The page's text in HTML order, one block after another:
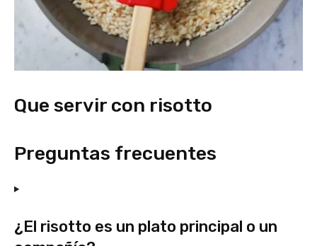
Que servir con risotto
Preguntas frecuentes
¿El risotto es un plato principal o un